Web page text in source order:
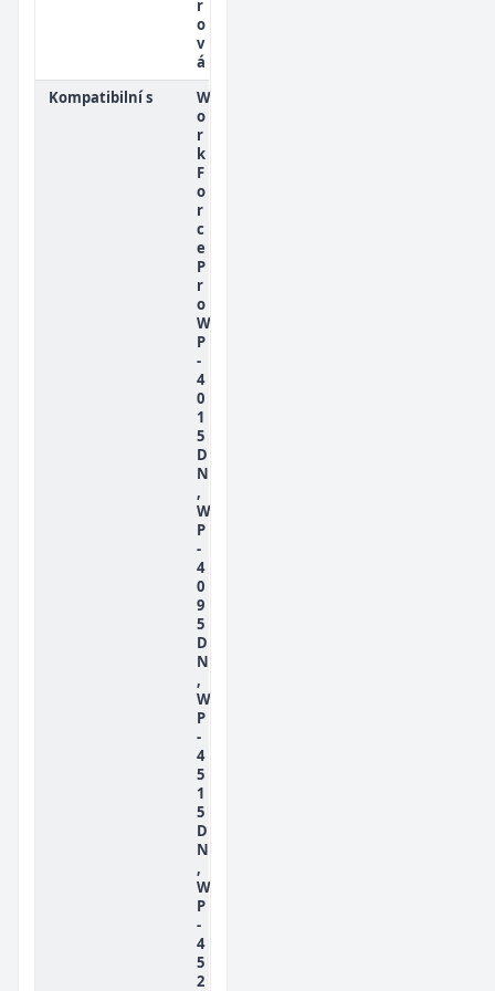
r
o
v
á
Kompatibilní s
W
o
r
k
F
o
r
c
e
P
r
o
W
P
-
4
0
1
5
D
N
,
W
P
-
4
0
9
5
D
N
,
W
P
-
4
5
1
5
D
N
,
W
P
-
4
5
2